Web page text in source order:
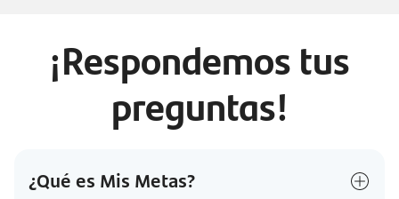
¡Respondemos tus
preguntas!
¿Qué es Mis Metas?